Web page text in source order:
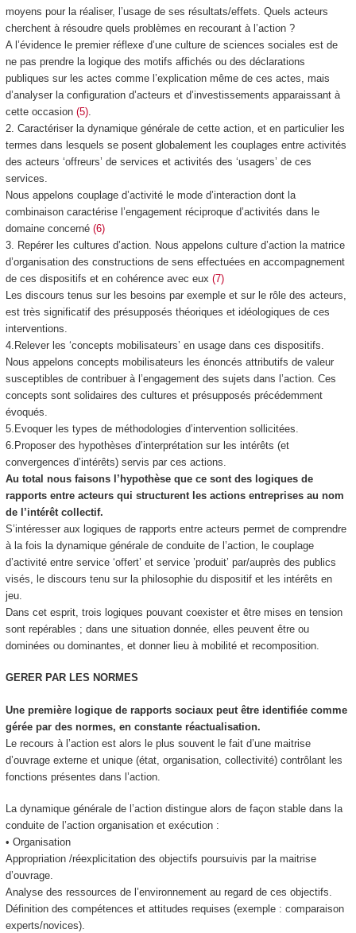
moyens pour la réaliser, l’usage de ses résultats/effets. Quels acteurs
cherchent à résoudre quels problèmes en recourant à l’action ?
A l’évidence le premier réflexe d’une culture de sciences sociales est de
ne pas prendre la logique des motifs affichés ou des déclarations
publiques sur les actes comme l’explication même de ces actes, mais
d’analyser la configuration d’acteurs et d’investissements apparaissant à
cette occasion (5).
2. Caractériser la dynamique générale de cette action, et en particulier les
termes dans lesquels se posent globalement les couplages entre activités
des acteurs ‘offreurs’ de services et activités des ‘usagers’ de ces
services.
Nous appelons couplaged’activité le mode d’interactiondont la
combinaison caractérise l’engagement réciproque d’activités dans le
domaine concerné (6)
3.
Repérer les cultures d’action. Nous appelons culture d’action la matrice
d’organisation des constructions de sens effectuées en accompagnement
de ces dispositifs et en cohérence avec eux (7)
Les discours tenus sur les besoins par exemple et sur le rôle des acteurs
est très significatif des présupposés théoriques et idéologiques de ces
interventions.
4. Relever les ‘concepts mobilisateurs’ en usage dans ces dispositifs.
Nous appelons concepts mobilisateurs les énoncés attributifs de valeur
susceptibles de contribuer à l’engagementdes sujets dans l’action. Ces
concepts sont solidaires des cultures et présupposés précédemment
évoqués.
5. Evoquer les types de méthodologies d’intervention sollicitées.
6. Proposer des hypothèses d’interprétation sur les intérêts (et
convergences d’intérêts)servis par ces actions.
Au total nous faisons l’hypothèse que ce sont des logiques de
rapports entre acteurs qui structurent les actions entreprises au nom
de l’intérêt collectif.
S’intéresser aux logiques de rapports entre acteurs permet de comprendre
à la fois la dynamique générale de conduite de l’action, le couplage
d’activité entre service ‘offert’ et service ’produit’ par/auprès des publics
visés, le discours tenu sur la philosophie du dispositif et les intérêts en
jeu.
Dans cet esprit, trois logiques pouvant coexister et être mises en tension
sont repérables ; dans une situation donnée, elles peuvent être ou
dominées ou dominantes, et donner lieu à mobilité et recomposition.
GERER PAR LES NORMES
Une première logique de rapports sociaux peut être identifiée comme
gérée par des normes, en constante réactualisation.
Le recours à l’action est alors le plus souvent le fait d’une maitrise
d’ouvrageexterne et unique (état, organisation, collectivité) contrôlant les
fonctions présentes dans l’action.
La dynamique générale de l’action distingue alors de façon stable dans la
conduite de l’action organisation et exécution :
• Organisation
Appropriation /réexplicitation des objectifs poursuivis par la maitrise
d’ouvrage.
Analyse des ressources de l’environnement au regard de ces objectifs.
Définition des compétences et attitudes requises (exemple : comparaison
experts/novices).